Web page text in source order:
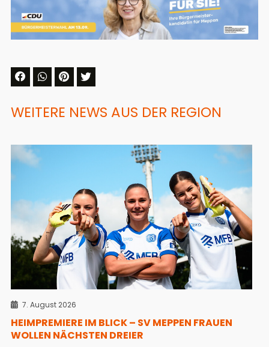
WEITERE NEWS AUS DER REGION
7. August 2026
HEIMPREMIERE IM BLICK – SV MEPPEN FRAUEN
WOLLEN NÄCHSTEN DREIER